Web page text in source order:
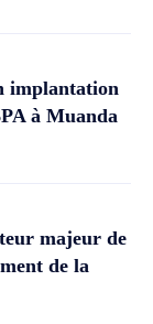
implantation
à Muanda
majeur de
de la